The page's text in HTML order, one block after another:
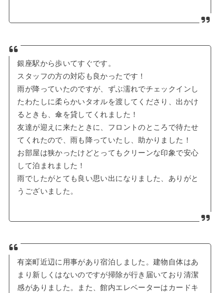
銀座駅から歩いてすぐです。
スタッフの方の対応も良かったです！
雨が降っていたのですが、ずぶ濡れでチェックインし
たわたしに柔らかいタオルを渡してくださり、出かけ
るときも、傘を貸してくれました！
友達が迎えに来たときに、フロントのところで待たせ
てくれたので、雨も降っていたし、助かりました！
お部屋は狭かったけどとってもクリーンな印象で安心
して泊まれました！
雨でしたがとても良い思い出になりました、ありがと
うございました。
有楽町近辺に用事があり宿泊しました。建物自体はあ
まり新しくはないのですが掃除が行き届いており清潔
感がありました。また、館内エレベーターはカードキ